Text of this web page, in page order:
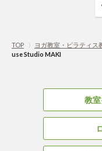
TOP 〉 ヨガ教室・ピラティス
use Studio MAKI
教